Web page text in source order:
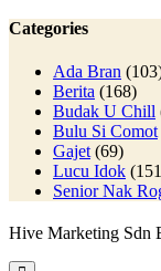
Categories
Ada Bran
Berita (168)
Budak U Chill
Bulu Si Comot
Gajet (69)
Lucu Idok
Senior Nak
Hive Marketing Sdn